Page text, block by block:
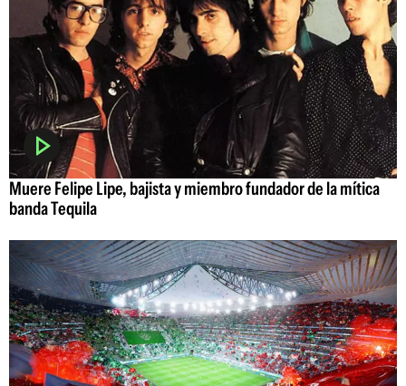
Muere Felipe Lipe, bajista y miembro fundador de la mítica
banda Tequila